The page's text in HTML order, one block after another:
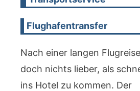
Flughafentransfer
Nach einer langen
doch nichts lieber, als
ins Hotel zu kommen. Der